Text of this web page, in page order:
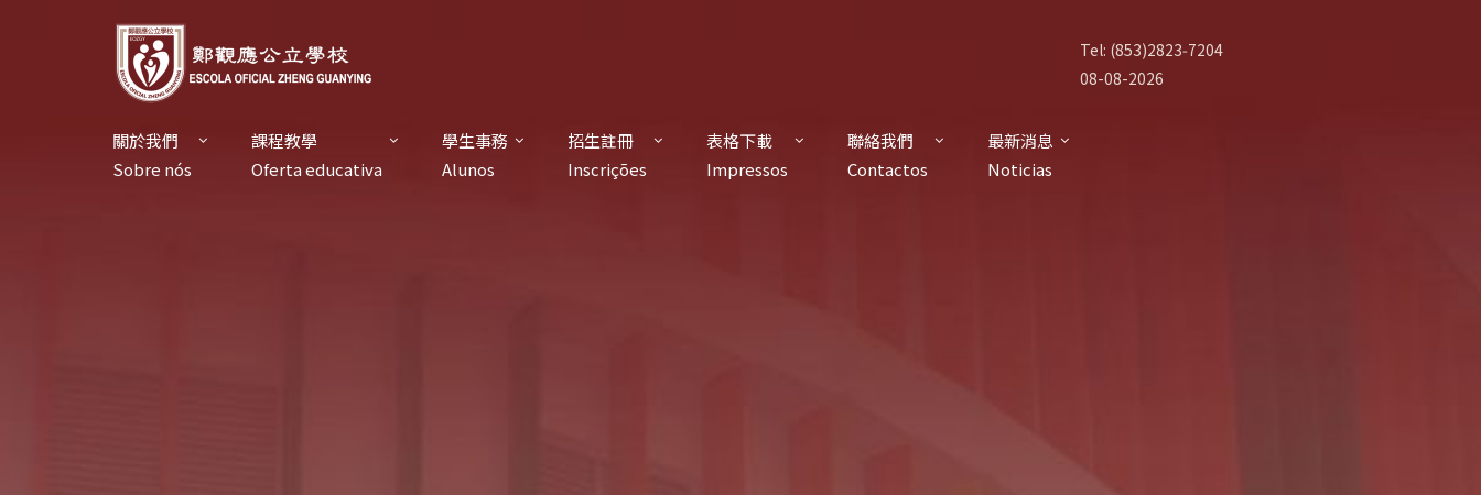
Tel: (853)2823‑7204
08-08-2026
關於我們
Sobre nós
課程教學
Oferta educativa
學生事務
Alunos
招生註冊
Inscrições
表格下載
Impressos
聯絡我們
Contactos
最新消息
Noticias